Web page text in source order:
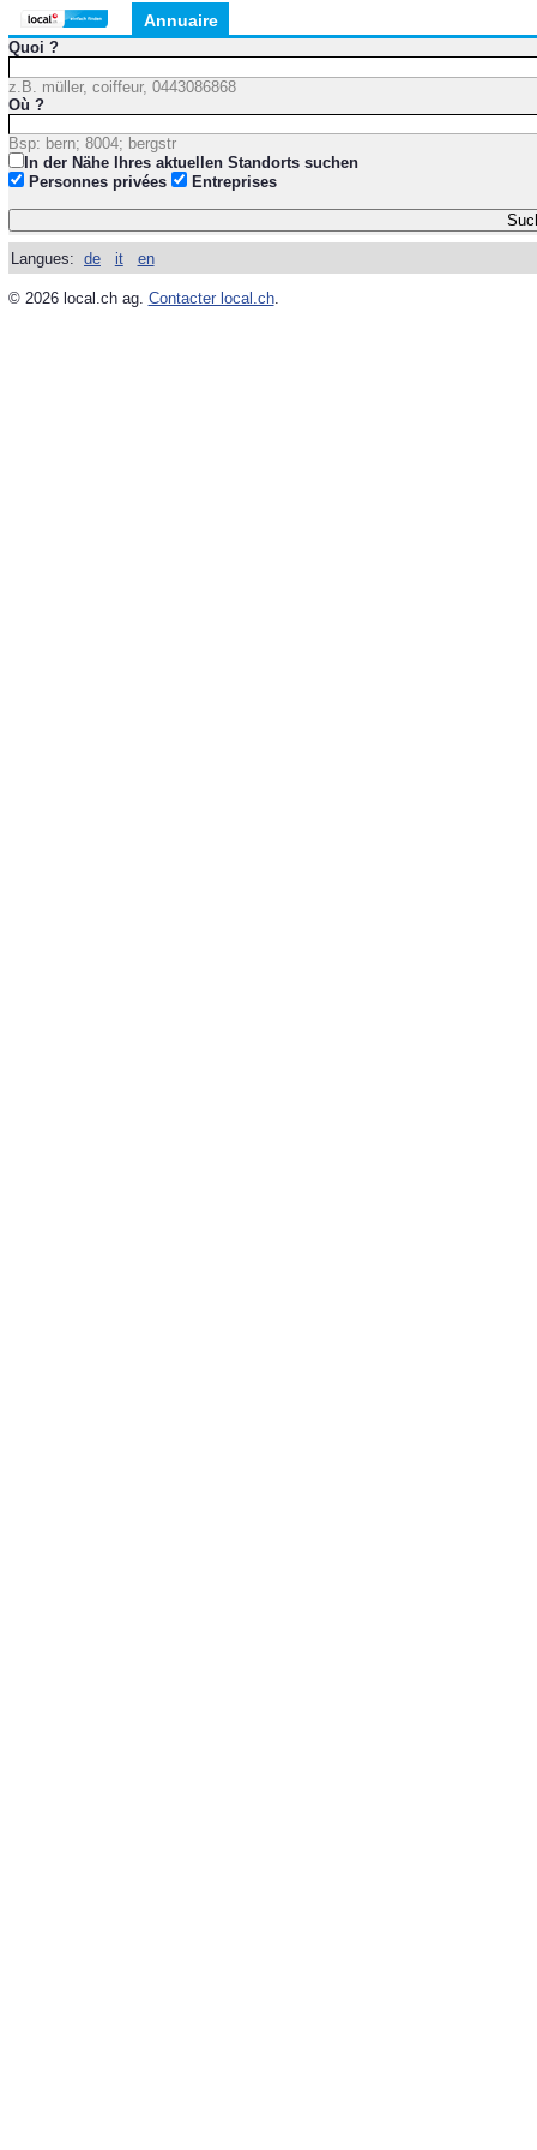
Annuaire
Quoi ?
z.B. müller, coiffeur, 0443086868
Où ?
Bsp: bern; 8004; bergstr
In der Nähe Ihres aktuellen Standorts suchen
Personnes privées
Entreprises
Langues: de it en
© 2026 local.ch ag. Contacter local.ch.